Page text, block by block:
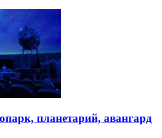
планетарий, авангард